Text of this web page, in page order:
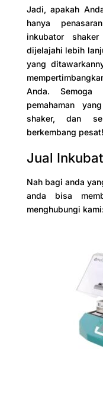
Jadi, apakah
hanya
inkubator
dijelajahi lebih
yang
Anda.
pemahaman
shaker, dan
berkembang pesat!
Jual
Nah bagi anda
anda bisa
menghubungi kami: